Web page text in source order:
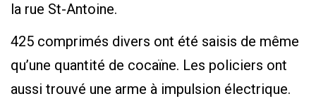
la rue St-Antoine.
425 comprimés divers ont été saisis de même
qu’une quantité de cocaïne. Les policiers ont
aussi trouvé une arme à impulsion électrique.